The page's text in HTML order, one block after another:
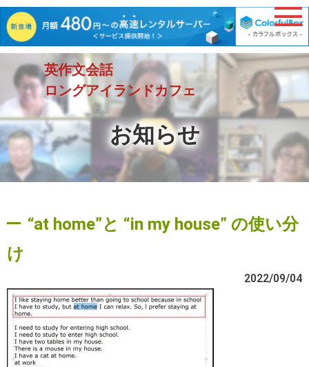
英作文会話
ロングアイランドカフェ
お知らせ
“at home”と “in my house” の使い分
け
2022/09/04